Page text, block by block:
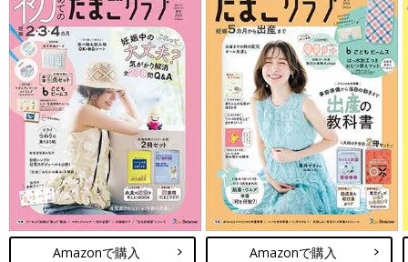
Amazonで購入 Amazonで購入